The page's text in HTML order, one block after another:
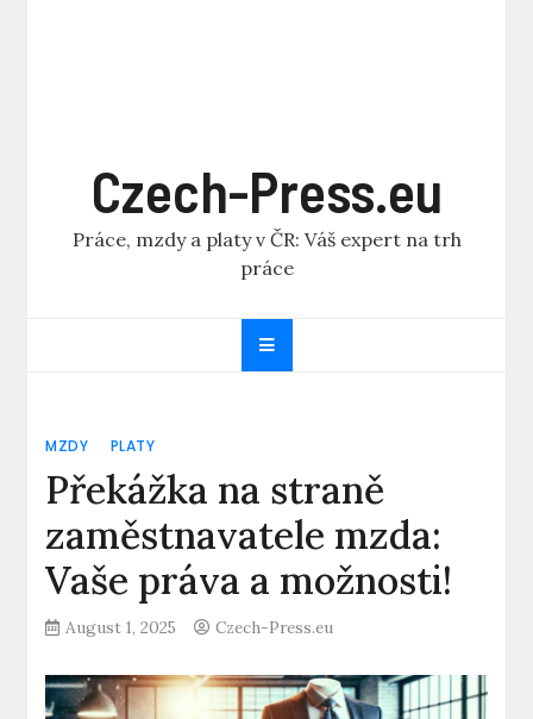
Czech-Press.eu
Práce, mzdy a platy v ČR: Váš expert na trh
práce
MZDY PLATY
Překážka na straně
zaměstnavatele mzda:
Vaše práva a možnosti!
August 1, 2025 Czech-Press.eu